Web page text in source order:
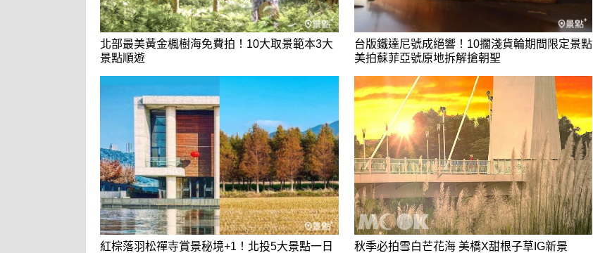
北部最美黃金楓樹海免費拍！10大取景範本3大
景點順遊
台版鐵達尼號成絕響！10擱淺貨輪期間限定景點
美拍蘇菲亞號原地拆解搶朝聖
紅棕落羽松禪寺賞景秘境+1！北投5大景點一日
秋季必拍雪白芒花海 美橋X甜根子草IG新景